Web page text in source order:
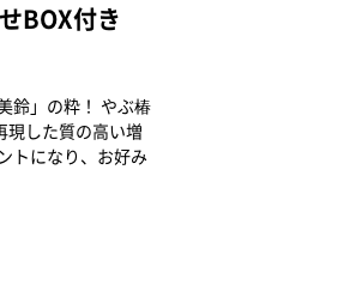
BOX付き
鈴」の粋！ やぶ椿
現した質の高い増
トになり、お好み